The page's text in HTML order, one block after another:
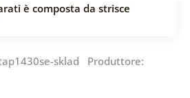
è composta da strisce
sklad Produttore: